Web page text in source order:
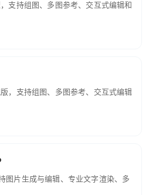
支持组图、多图参考、交互式编辑和
，支持组图、多图参考、交互式编辑
图片生成与编辑、专业文字渲染、多